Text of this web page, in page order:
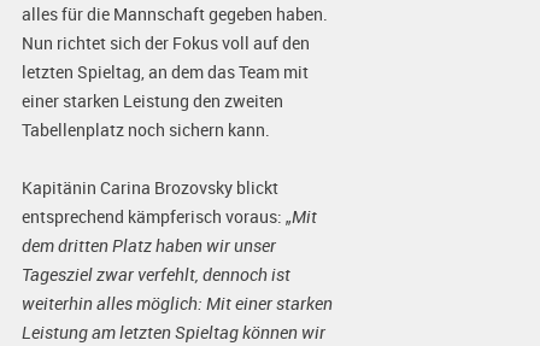
alles für die Mannschaft gegeben haben.
Nun richtet sich der Fokus voll auf den
letzten Spieltag, an dem das Team mit
einer starken Leistung den zweiten
Tabellenplatz noch sichern kann.
Kapitänin Carina Brozovsky blickt
entsprechend kämpferisch voraus: „Mit
dem dritten Platz haben wir unser
Tagesziel zwar verfehlt, dennoch ist
weiterhin alles möglich: Mit einer starken
Leistung am letzten Spieltag können wir